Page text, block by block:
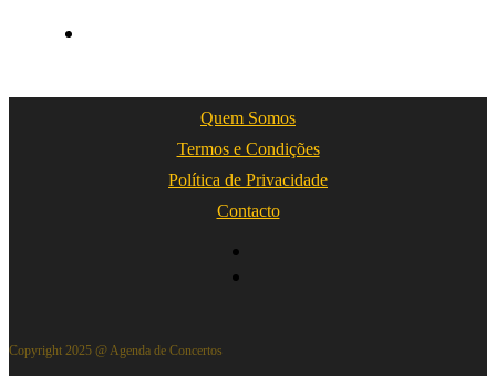
Quem Somos
Termos e Condições
Política de Privacidade
Contacto
Copyright 2025 @ Agenda de Concertos